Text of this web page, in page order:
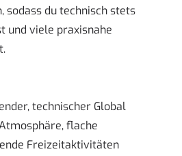
sodass du technisch stets
und viele praxisnahe
technischer Global
flache
Freizeitaktivitäten